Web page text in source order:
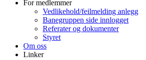
For medlemmer
Vedlikehold/feilmelding anlegg
Banegruppen side innlogget
Referater og dokumenter
Styret
Om oss
Linker